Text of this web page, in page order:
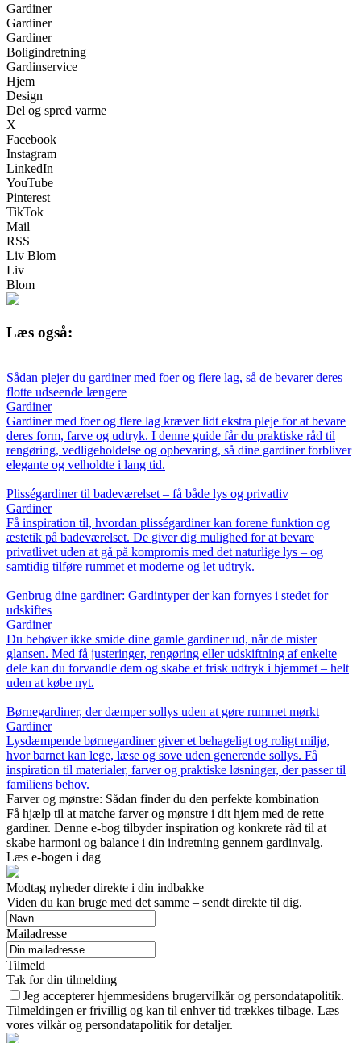
Gardiner
Gardiner
Gardiner
Boligindretning
Gardinservice
Hjem
Design
Del og spred varme
X
Facebook
Instagram
LinkedIn
YouTube
Pinterest
TikTok
Mail
RSS
Liv Blom
Liv
Blom
Læs også:
Sådan plejer du gardiner med foer og flere lag, så de bevarer deres
flotte udseende længere
Gardiner
Gardiner med foer og flere lag kræver lidt ekstra pleje for at bevare
deres form, farve og udtryk. I denne guide får du praktiske råd til
rengøring, vedligeholdelse og opbevaring, så dine gardiner forbliver
elegante og velholdte i lang tid.
Plisségardiner til badeværelset – få både lys og privatliv
Gardiner
Få inspiration til, hvordan plisségardiner kan forene funktion og
æstetik på badeværelset. De giver dig mulighed for at bevare
privatlivet uden at gå på kompromis med det naturlige lys – og
samtidig tilføre rummet et moderne og let udtryk.
Genbrug dine gardiner: Gardintyper der kan fornyes i stedet for
udskiftes
Gardiner
Du behøver ikke smide dine gamle gardiner ud, når de mister
glansen. Med få justeringer, rengøring eller udskiftning af enkelte
dele kan du forvandle dem og skabe et frisk udtryk i hjemmet – helt
uden at købe nyt.
Børnegardiner, der dæmper sollys uden at gøre rummet mørkt
Gardiner
Lysdæmpende børnegardiner giver et behageligt og roligt miljø,
hvor barnet kan lege, læse og sove uden generende sollys. Få
inspiration til materialer, farver og praktiske løsninger, der passer til
familiens behov.
Farver og mønstre: Sådan finder du den perfekte kombination
Få hjælp til at matche farver og mønstre i dit hjem med de rette
gardiner. Denne e-bog tilbyder inspiration og konkrete råd til at
skabe harmoni og balance i din indretning gennem gardinvalg.
Læs e-bogen i dag
Modtag nyheder direkte i din indbakke
Viden du kan bruge med det samme – sendt direkte til dig.
Mailadresse
Tilmeld
Tak for din tilmelding
Jeg accepterer hjemmesidens brugervilkår og persondatapolitik.
Tilmeldingen er frivillig og kan til enhver tid trækkes tilbage. Læs
vores vilkår og persondatapolitik for detaljer.